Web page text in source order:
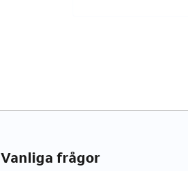
Vanliga frågor